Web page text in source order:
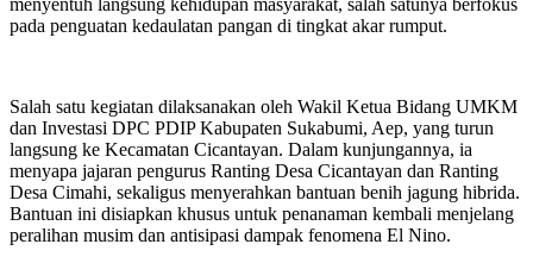
pada penguatan kedaulatan pangan di tingkat akar rumput.
Salah satu kegiatan dilaksanakan oleh Wakil Ketua Bidang UMKM
dan Investasi DPC PDIP Kabupaten Sukabumi, Aep, yang turun
langsung ke Kecamatan Cicantayan. Dalam kunjungannya, ia
menyapa jajaran pengurus Ranting Desa Cicantayan dan Ranting
Desa Cimahi, sekaligus menyerahkan bantuan benih jagung hibrida.
Bantuan ini disiapkan khusus untuk penanaman kembali menjelang
peralihan musim dan antisipasi dampak fenomena El Nino.